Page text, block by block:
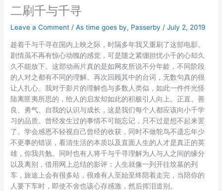
二刷千与千寻
Leave a Comment /As time goes by, Passerby /July 2, 2019
趁着千与千寻在国内上映之际，时隔多年我又重刷了这部电影。
剧情虽不再有惊心动魄的感觉，可是随之紧绷担忧小千的心却久
久不能放下。这部动画片真的是如网友所说不分年龄，不同阶段
的人对之都有不同的理解。再次回顾其中的台词，无数句真的很
让人扎心。我对于影片的理解也与多数人类似，如此一件件光怪
陆离匪夷所思的，给人的启发却如此的积极引人向上。正直、善
良、勇气、自我的认识与成长，这是我们每个人都应该向小千学
习的品质。曾经发生过的事情不可能忘记，只不过是想不起来罢
了。学会感恩不轻视自己曾经的收获，同时不做鸵鸟不遗忘年少
不更事的错误，看清生活的本质以及直面人生的人才是真正的英
雄，你我共勉。同时也有人将千与千寻理解为人与人之间的缘分
以及离别，借用网上总结的影评：人生就像一列开往坟墓的列
车，旅途上会有很多站，很难有人至始至终陪着走完，当陪你的
人要下车时，即使不舍也该心存感激，然后挥泪道别。